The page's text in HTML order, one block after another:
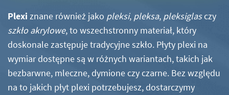
Plexi znane również jako pleksi, pleksa, pleksiglasczy
szkło akrylowe, to wszechstronny materiał, który
doskonale zastępuje tradycyjne szkło. Płyty plexi na
wymiar dostępne są w różnych wariantach, takich jak
bezbarwne, mleczne, dymione czy czarne. Bez względu
na to jakich płyt plexi potrzebujesz, dostarczymy